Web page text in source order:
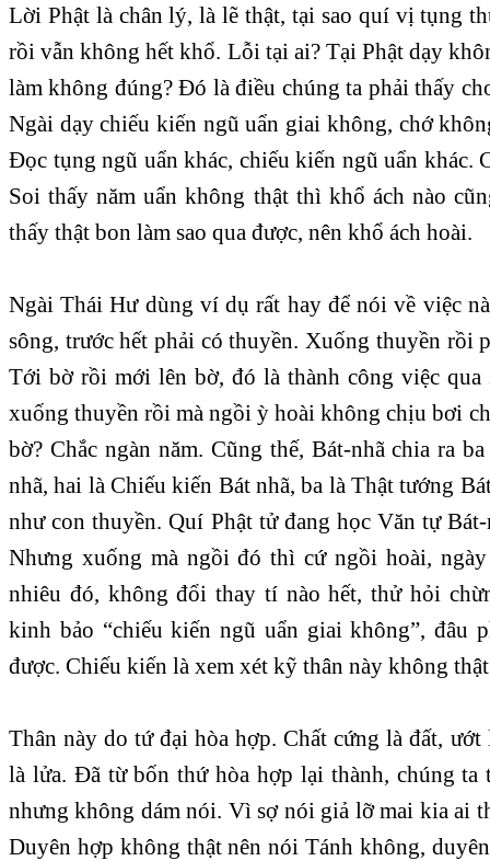
Lời Phật là chân lý, là lẽ thật, tại sao quí vị tụng
rồi vẫn không hết khổ. Lỗi tại ai? Tại Phật dạy
làm không đúng? Đó là điều chúng ta phải thấy
Ngài dạy chiếu kiến ngũ uẩn giai không, chớ
Đọc tụng ngũ uẩn khác, chiếu kiến ngũ uẩn khác.
Soi thấy năm uẩn không thật thì khổ ách nào
thấy thật bon làm sao qua được, nên khổ ách hoài.
Ngài Thái Hư dùng ví dụ rất hay để nói về việc
sông, trước hết phải có thuyền. Xuống thuyền rồi
Tới bờ rồi mới lên bờ, đó là thành công việc qua
xuống thuyền rồi mà ngồi ỳ hoài không chịu bơi
bờ? Chắc ngàn năm. Cũng thế, Bát-nhã chia ra
nhã, hai là Chiếu kiến Bát nhã, ba là Thật tướng
như con thuyền. Quí Phật tử đang học Văn tự
Nhưng xuống mà ngồi đó thì cứ ngồi hoài, ngày
nhiêu đó, không đổi thay tí nào hết, thử hỏi
kinh bảo “chiếu kiến ngũ uẩn giai không”, đâu
được. Chiếu kiến là xem xét kỹ thân này không
Thân này do tứ đại hòa hợp. Chất cứng là đất,
là lửa. Đã từ bốn thứ hòa hợp lại thành, chúng ta
nhưng không dám nói. Vì sợ nói giả lỡ mai kia ai
Duyên hợp không thật nên nói Tánh không,